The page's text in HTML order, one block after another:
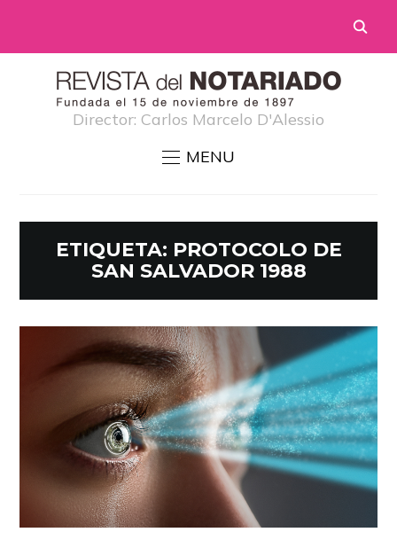
Director: Carlos Marcelo D'Alessio
MENU
ETIQUETA: PROTOCOLO DE
SAN SALVADOR 1988